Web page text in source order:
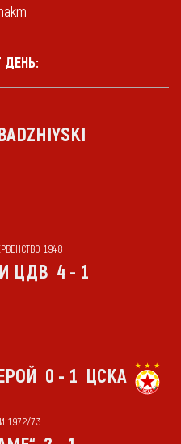
ДЕНЬ:
1948
ЦДВ 4 - 1
0 - 1 ЦСКА
1972/73